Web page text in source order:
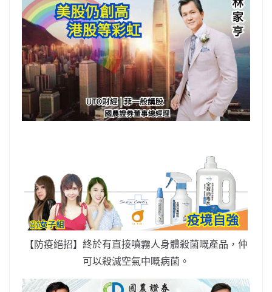
【防疫絕招】終於有直接噴霧人身體殺菌嘅產品，仲
可以殺滅空氣中嘅病菌。